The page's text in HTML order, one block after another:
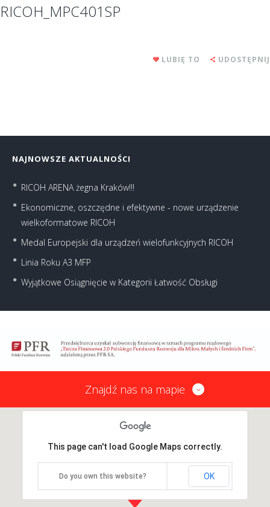
RICOH_MPC401SP
LUBIĘ TO UDOSTĘPNIJ
NAJNOWSZE AKTUALNOŚCI
RICOH ARENA żegna Kraków!!!
Ekonomiczne, oszczędne i efektywne - nowe urządzenie
wielkoformatowe RICOH
Medal Europejski dla urządzeń wielofunkcyjnych RICOH
Linia Roku A3 MFP
Wyjątkowe Osiągnięcie w Kategorii Łatwość Obsługi
Znajdź nas na mapie
This page can't load Google Maps correctly.
Do you own this website? OK